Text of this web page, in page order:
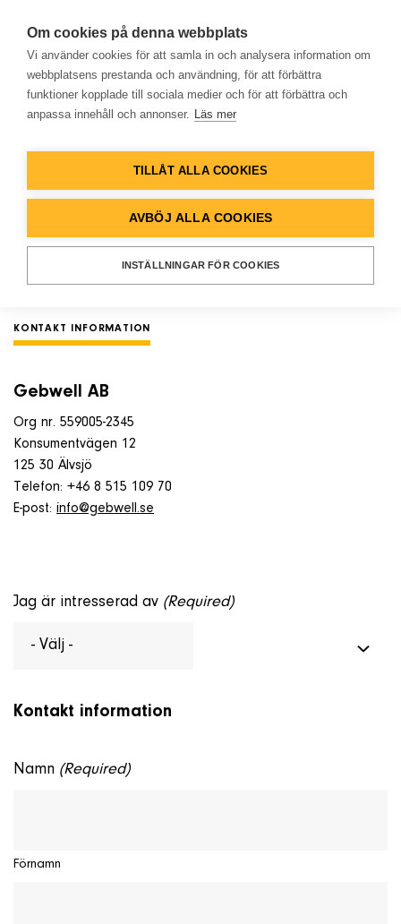
Hem
Lösningar
Om företaget
Kontakt & Support
Begär en offert
Begär en offert. Vi skickar din förfrågan till
KONTAKT INFORMATION
Gebwell AB
Org nr. 559005-2345
Konsumentvägen 12
125 30 Älvsjö
Telefon: +46 8 515 109 70
E-post: info@gebwell.se
Jag är intresserad av (Required)
Kontakt information
Namn (Required)
Förnamn
Om cookies på denna webbplats
Vi använder cookies för att samla in och analysera information om
webbplatsens prestanda och användning, för att förbättra
funktioner kopplade till sociala medier och för att förbättra och
anpassa innehåll och annonser. Läs mer
TILLÅT ALLA COOKIES
AVBÖJ ALLA COOKIES
INSTÄLLNINGAR FÖR COOKIES